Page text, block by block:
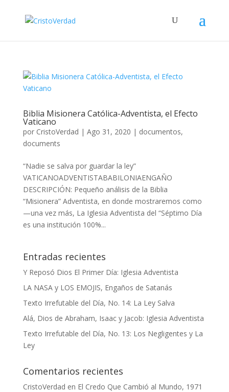
Biblia Misionera Católica-Adventista, el Efecto
Vaticano
por CristoVerdad | Ago 31, 2020 | documentos,
documents
“Nadie se salva por guardar la ley”
VATICANOADVENTISTABABILONIAENGAÑO
DESCRIPCIÓN: Pequeño análisis de la Biblia
“Misionera” Adventista, en donde mostraremos como
—una vez más, La Iglesia Adventista del “Séptimo Día
es una institución 100%...
Entradas recientes
Y Reposó Dios El Primer Día: Iglesia Adventista
LA NASA y LOS EMOJIS, Engaños de Satanás
Texto Irrefutable del Día, No. 14: La Ley Salva
Alá, Dios de Abraham, Isaac y Jacob: Iglesia Adventista
Texto Irrefutable del Día, No. 13: Los Negligentes y La
Ley
Comentarios recientes
CristoVerdad en El Credo Que Cambió al Mundo, 1971